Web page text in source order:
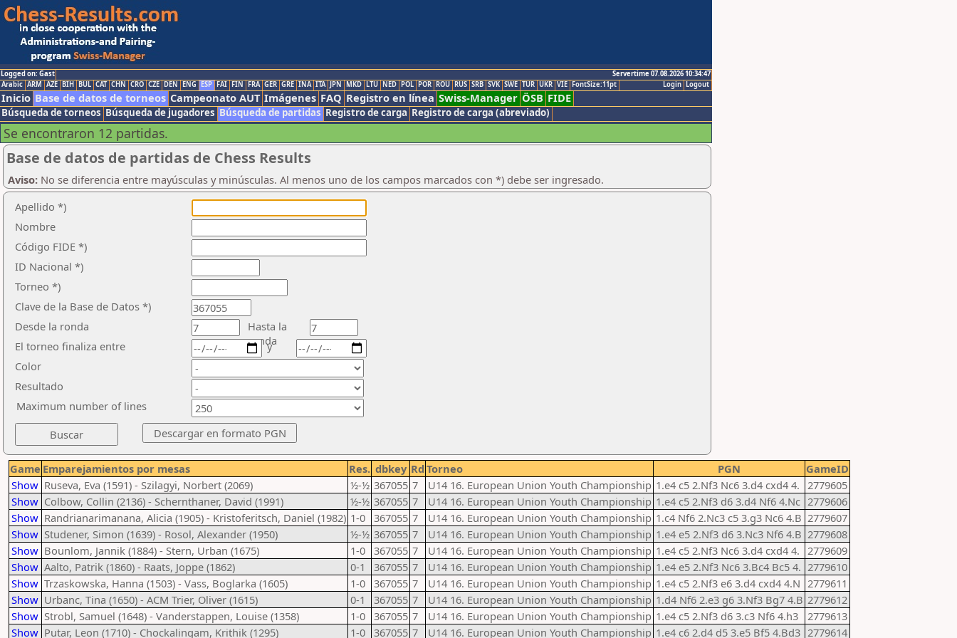
Logged on: Gast
Servertime 07.08.2026 10:34:47
Logout
Login
Arabic ARM AZE BIH BUL CAT CHN CRO CZE DEN ENG ESP FAI FIN FRA GER GRE INA ITA JPN MKD LTU NED POL POR ROU RUS SRB SVK SWE TUR UKR VIE FontSize:11pt
Inicio Base de datos de torneos Campeonato AUT Imágenes FAQ Registro en línea Swiss-Manager ÖSB FIDE
Búsqueda de torneos Búsqueda de jugadores Búsqueda de partidas Registro de carga Registro de carga (abreviado)
Se encontraron 12 partidas.
Base de datos de partidas de Chess Results
Aviso: No se diferencia entre mayúsculas y minúsculas. Al menos uno de los campos marcados con *) debe ser ingresado.
Apellido *)
Nombre
Código FIDE *)
ID Nacional *)
Torneo *)
Clave de la Base de Datos *)
Desde la ronda
Hasta la
ronda
El torneo finaliza entre
Color
Resultado
y
Maximum number of lines
Game Emparejamientos por mesas Res. dbkey Rd Torneo PGN
GameID
Show Ruseva, Eva (1591) - Szilagyi, Norbert (2069) ½-½ 367055 7 U14 16. European Union Youth Championship 1.e4 c5 2.Nf3 Nc6 3.d4 cxd4 4. 2779605
Show Colbow, Collin (2136) - Schernthaner, David (1991) ½-½ 367055 7 U14 16. European Union Youth Championship 1.e4 c5 2.Nf3 d6 3.d4 Nf6 4.Nc 2779606
Show Randrianarimanana, Alicia (1905) - Kristoferitsch, Daniel (1982) 1-0 367055 7 U14 16. European Union Youth Championship 1.c4 Nf6 2.Nc3 c5 3.g3 Nc6 4.B 2779607
Show Studener, Simon (1639) - Rosol, Alexander (1950) ½-½ 367055 7 U14 16. European Union Youth Championship 1.e4 e5 2.Nf3 d6 3.Nc3 Nf6 4.B 2779608
Show Bounlom, Jannik (1884) - Stern, Urban (1675) 1-0 367055 7 U14 16. European Union Youth Championship 1.e4 c5 2.Nf3 Nc6 3.d4 cxd4 4. 2779609
Show Aalto, Patrik (1860) - Raats, Joppe (1862) 0-1 367055 7 U14 16. European Union Youth Championship 1.e4 e5 2.Nf3 Nc6 3.Bc4 Bc5 4. 2779610
Show Trzaskowska, Hanna (1503) - Vass, Boglarka (1605) 1-0 367055 7 U14 16. European Union Youth Championship 1.e4 c5 2.Nf3 e6 3.d4 cxd4 4.N 2779611
Show Urbanc, Tina (1650) - ACM Trier, Oliver (1615) 0-1 367055 7 U14 16. European Union Youth Championship 1.d4 Nf6 2.e3 g6 3.Nf3 Bg7 4.B 2779612
Show Strobl, Samuel (1648) - Vanderstappen, Louise (1358) 1-0 367055 7 U14 16. European Union Youth Championship 1.e4 c5 2.Nf3 d6 3.c3 Nf6 4.h3
2779613
Show Putar, Leon (1710) - Chockalingam, Krithik (1295) 1-0 367055 7 U14 16. European Union Youth Championship 1.e4 c6 2.d4 d5 3.e5 Bf5 4.Bd3 2779614